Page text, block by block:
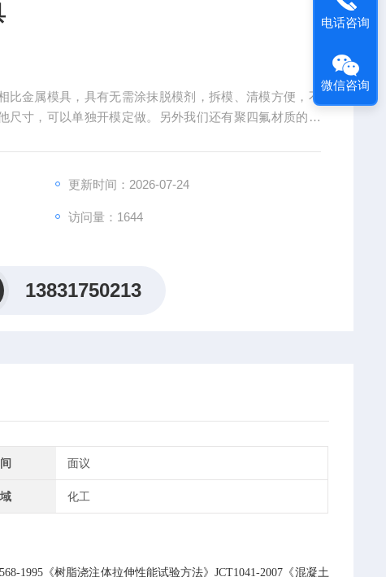
金属模具，具有无需涂抹脱模剂，拆模、清模方便，不
尺寸，可以单独开模定做。另外我们还有聚四氟材质的模
更新时间：2026-07-24
访问量：1644
13831750213
面议
化工
1995《树脂浇注体拉伸性能试验方法》JCT1041-2007《混凝土
电话咨询
微信咨询